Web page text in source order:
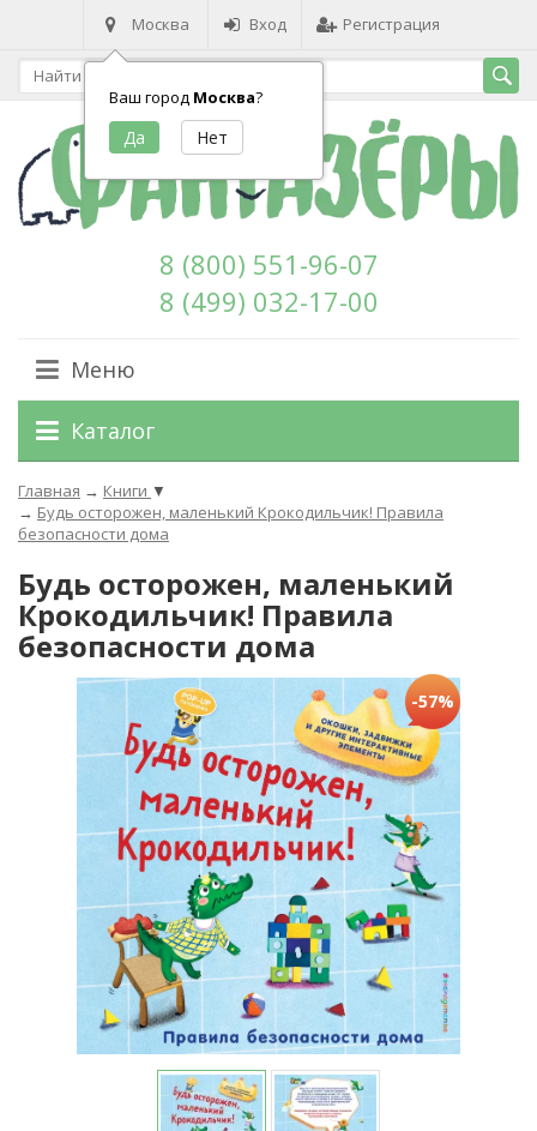
Москва
Ваш город Москва?
Вход Регистрация
8 (800) 551-96-07
8 (499) 032-17-00
Меню
Каталог
Главная → Книги ▼
→ Будь осторожен, маленький Крокодильчик! Правила
безопасности дома
Будь осторожен, маленький
Крокодильчик! Правила
безопасности дома
-57%